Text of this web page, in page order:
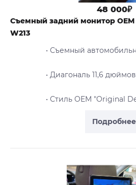
Подробнее
48 000₽
Cъемный задний монитор OEM
W213
• Съемный
• Диагональ 11,6 дюймов
• Стиль OEM "Original